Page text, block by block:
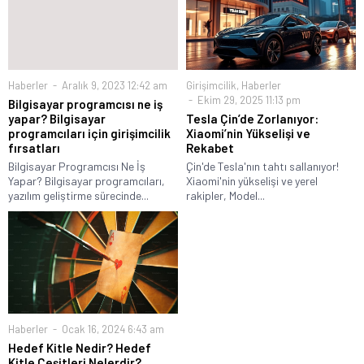
Haberler Aralık 9, 2023 12:42 am
Bilgisayar programcısı ne iş
yapar? Bilgisayar
programcıları için girişimcilik
fırsatları
Bilgisayar Programcısı Ne İş
Yapar? Bilgisayar programcıları,
yazılım geliştirme sürecinde...
Girişimcilik, Haberler
Ekim 29, 2025 11:13 pm
Tesla Çin’de Zorlanıyor:
Xiaomi’nin Yükselişi ve
Rekabet
Çin'de Tesla'nın tahtı sallanıyor!
Xiaomi'nin yükselişi ve yerel
rakipler, Model...
Haberler Ocak 16, 2024 6:43 am
Hedef Kitle Nedir? Hedef